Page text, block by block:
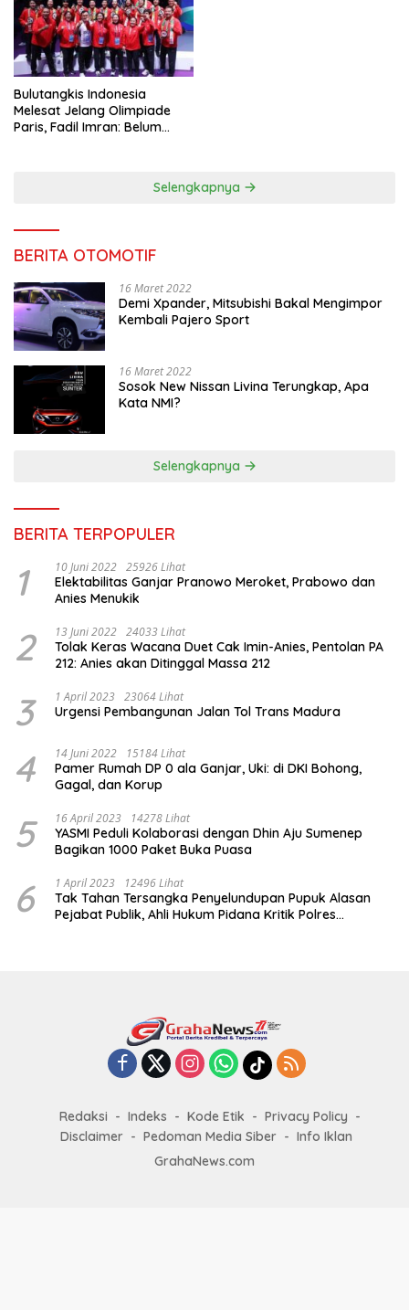
Bulutangkis Indonesia
Melesat Jelang Olimpiade
Paris, Fadil Imran: Belum
Selengkapnya
BERITA OTOMOTIF
16 Maret 2022
Demi Xpander, Mitsubishi Bakal Mengimpor
Kembali Pajero Sport
16 Maret 2022
Sosok New Nissan Livina Terungkap, Apa
Kata NMI?
Selengkapnya
BERITA TERPOPULER
1 10 Juni 2022 25926 Lihat
Elektabilitas Ganjar Pranowo Meroket, Prabowo dan
Anies Menukik
2 13 Juni 2022 24033 Lihat
Tolak Keras Wacana Duet Cak Imin-Anies, Pentolan PA
212: Anies akan Ditinggal Massa 212
3 1 April 2023 23064 Lihat
Urgensi Pembangunan Jalan Tol Trans Madura
4 14 Juni 2022 15184 Lihat
Pamer Rumah DP 0 ala Ganjar, Uki: di DKI Bohong,
Gagal, dan Korup
5 16 April 2023 14278 Lihat
YASMI Peduli Kolaborasi dengan Dhin Aju Sumenep
Bagikan 1000 Paket Buka Puasa
6 1 April 2023 12496 Lihat
Tak Tahan Tersangka Penyelundupan Pupuk Alasan
Pejabat Publik, Ahli Hukum Pidana Kritik Polres
Redaksi Indeks Kode Etik
Privacy Policy
Disclaimer
Pedoman Media Siber
Info Iklan
GrahaNews.com